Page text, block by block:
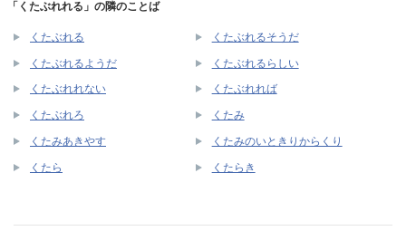
「くたぶれれる」の隣のことば
くたぶれる くたぶれるそうだ
くたぶれるようだ くたぶれるらしい
くたぶれれない くたぶれれば
くたぶれろ くたみ
くたみあきやす くたみのいときりからくり
くたら くたらき